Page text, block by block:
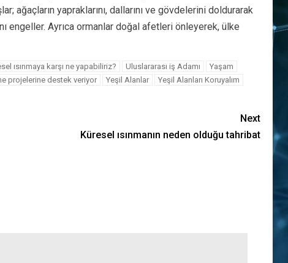
ağaçların yapraklarını, dallarını ve gövdelerini doldurarak
engeller. Ayrıca ormanlar doğal afetleri önleyerek, ülke
ısınmaya karşı ne yapabiliriz? Uluslararası iş Adamı
Yaşam
projelerine destek veriyor Yeşil Alanlar
Yeşil Alanları Koruyalım
Next
Küresel ısınmanın neden olduğu tahribat